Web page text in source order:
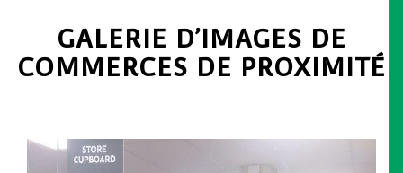
GALERIE D’IMAGES DE
COMMERCES DE PROXIMITÉ